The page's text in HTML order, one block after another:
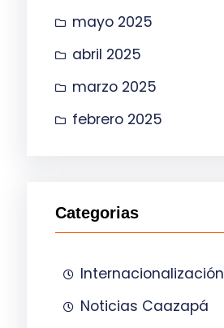
mayo 2025
abril 2025
marzo 2025
febrero 2025
Categorias
Internacionalización
Noticias Caazapá